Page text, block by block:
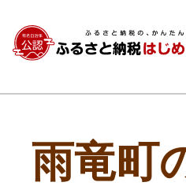
雨竜町